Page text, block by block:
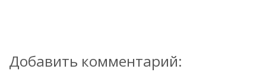
Добавить комментарий: